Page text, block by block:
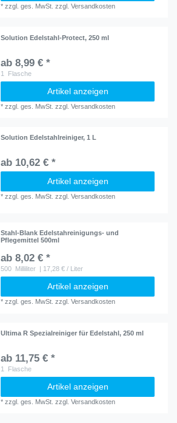
*zzgl. ges. MwSt. zzgl.Versandkosten
Solution Edelstahl-Protect, 250 ml
ab 8,99 € *
1 Flasche
Artikel anzeigen
*zzgl. ges. MwSt. zzgl.Versandkosten
Solution Edelstahlreiniger, 1 L
ab 10,62 € *
Artikel anzeigen
*zzgl. ges. MwSt. zzgl.Versandkosten
Stahl-Blank Edelstahreinigungs- und
Pflegemittel 500ml
ab 8,02 € *
500 Milliliter | 17,28 € / Liter
Artikel anzeigen
*zzgl. ges. MwSt. zzgl.Versandkosten
Ultima R Spezialreiniger für Edelstahl, 250 ml
ab 11,75 € *
1 Flasche
Artikel anzeigen
*zzgl. ges. MwSt. zzgl.Versandkosten